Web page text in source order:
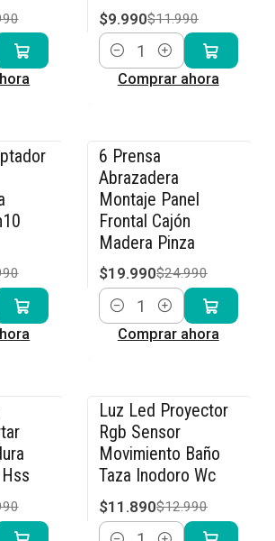
$9.990$11.990
Cantidad
Comprar ahora
-20% OFF
6 Prensa
Abrazadera
Montaje Panel
Frontal Cajón
Madera Pinza
$19.990$24.990
Cantidad
Comprar ahora
-8% OFF
Luz Led Proyector
Rgb Sensor
Movimiento Baño
Taza Inodoro Wc
$11.890$12.990